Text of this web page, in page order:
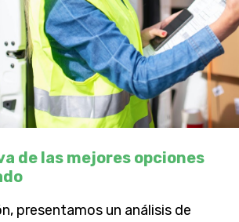
de las mejores opciones
presentamos un análisis de